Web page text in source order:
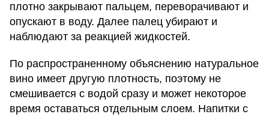
плотно закрывают пальцем, переворачивают и
опускают в воду. Далее палец убирают и
наблюдают за реакцией жидкостей.
По распространенному объяснению натуральное
вино имеет другую плотность, поэтому не
смешивается с водой сразу и может некоторое
время оставаться отдельным слоем. Напитки с